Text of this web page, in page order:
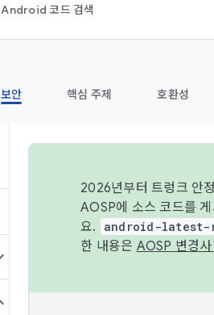
Android 코드 검색
보안 핵심 주제 호환성
2026년부터 트렁크 안
AOSP에 소스 코드를
요.
android-latest-
한 내용은 AOSP 변경